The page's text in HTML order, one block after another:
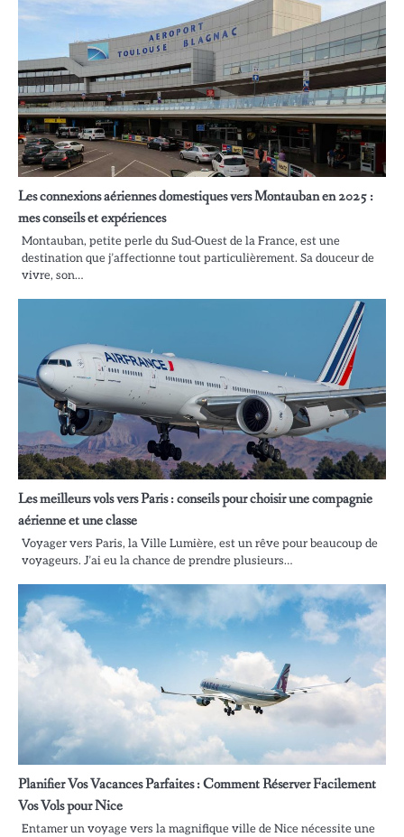
Les connexions aériennes domestiques vers Montauban en 2025 :
mes conseils et expériences
Montauban, petite perle du Sud-Ouest de la France, est une
destination que j’affectionne tout particulièrement. Sa douceur de
vivre, son…
Les meilleurs vols vers Paris : conseils pour choisir une compagnie
aérienne et une classe
Voyager vers Paris, la Ville Lumière, est un rêve pour beaucoup de
voyageurs. J’ai eu la chance de prendre plusieurs…
Planifier Vos Vacances Parfaites : Comment Réserver Facilement
Vos Vols pour Nice
Entamer un voyage vers la magnifique ville de Nice nécessite une